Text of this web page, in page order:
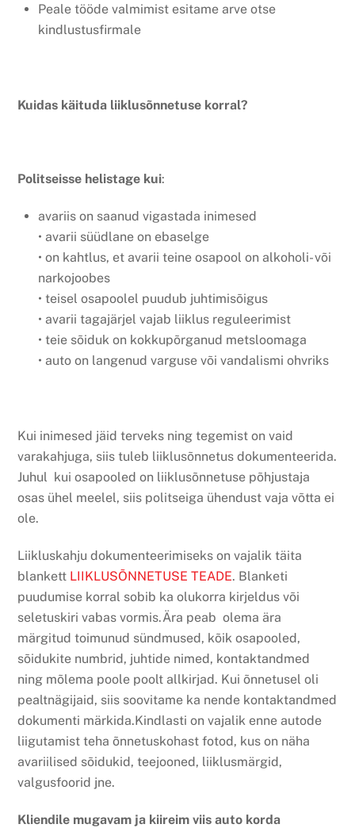
Peale tööde valmimist esitame arve otse
kindlustusfirmale
Kuidas käituda liiklusõnnetuse korral?
Politseisse helistage kui:
avariis on saanud vigastada inimesed
• avarii süüdlane on ebaselge
• on kahtlus, et avarii teine osapool on alkoholi- või
narkojoobes
• teisel osapoolel puudub juhtimisõigus
• avarii tagajärjel vajab liiklus reguleerimist
• teie sõiduk on kokkupõrganud metsloomaga
• auto on langenud varguse või vandalismi ohvriks
Kui inimesed jäid terveks ning tegemist on vaid
varakahjuga, siis tuleb liiklusõnnetus dokumenteerida.
Juhul kui osapooled on liiklusõnnetuse põhjustaja
osas ühel meelel, siis politseiga ühendust vaja võtta ei
ole.
Liikluskahju dokumenteerimiseks on vajalik täita
blankett LIIKLUSÕNNETUSE TEADE. Blanketi
puudumise korral sobib ka olukorra kirjeldus või
seletuskiri vabas vormis.Ära peab olema ära
märgitud toimunud sündmused, kõik osapooled,
sõidukite numbrid, juhtide nimed, kontaktandmed
ning mõlema poole poolt allkirjad. Kui õnnetusel oli
pealtnägijaid, siis soovitame ka nende kontaktandmed
dokumenti märkida.Kindlasti on vajalik enne autode
liigutamist teha õnnetuskohast fotod, kus on näha
avariilised sõidukid, teejooned, liiklusmärgid,
valgusfoorid jne.
Kliendile mugavam ja kiireim viis auto korda